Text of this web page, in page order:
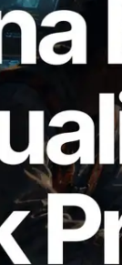
Block
บล็อก
ผิดชอบ